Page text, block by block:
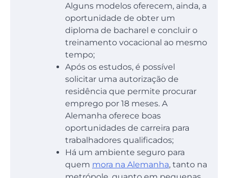
Alguns modelos oferecem, ainda, a
oportunidade de obter um
diploma de bacharel e concluir o
treinamento vocacional ao mesmo
tempo;
Após os estudos, é possível
solicitar uma autorização de
residência que permite procurar
emprego por 18 meses. A
Alemanha oferece boas
oportunidades de carreira para
trabalhadores qualificados;
Há um ambiente seguro para
quem mora na Alemanha, tanto na